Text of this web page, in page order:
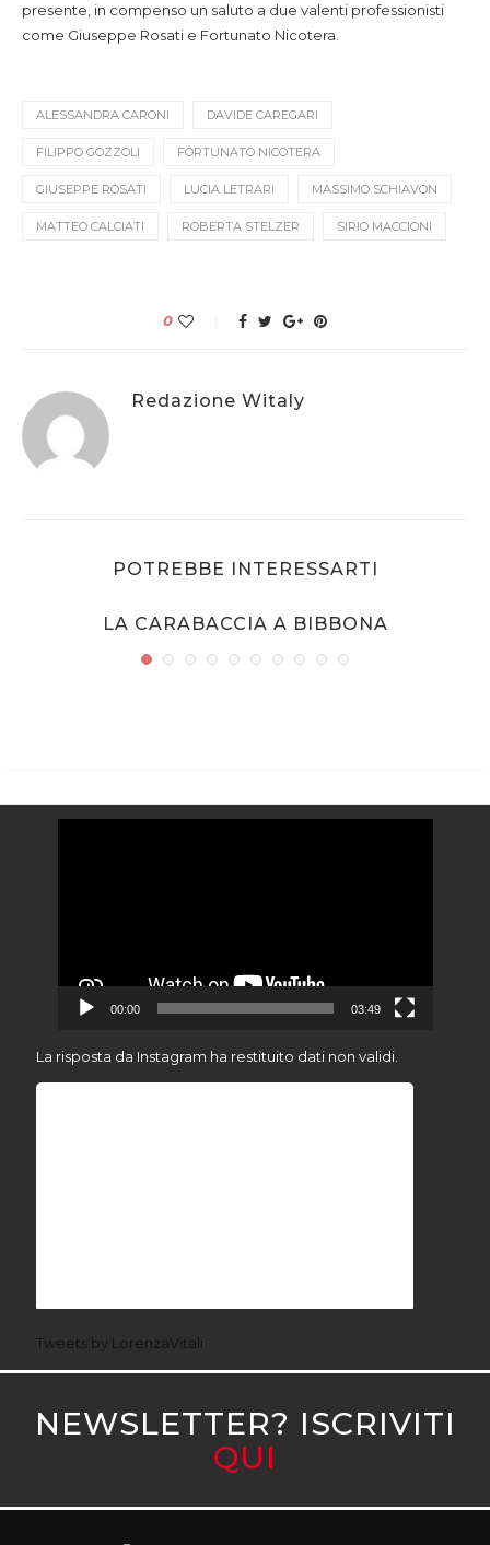
presente, in compenso un saluto a due valenti professionisti
come Giuseppe Rosati e Fortunato Nicotera.
ALESSANDRA CARONI DAVIDE CAREGARI
FILIPPO GOZZOLI FORTUNATO NICOTERA
GIUSEPPE ROSATI LUCIA LETRARI MASSIMO SCHIAVON
MATTEO CALCIATI ROBERTA STELZER SIRIO MACCIONI
0
Redazione Witaly
POTREBBE INTERESSARTI
LA CARABACCIA A BIBBONA
00:00 03:49
La risposta da Instagram ha restituito dati non validi.
Tweets by LorenzaVitali
NEWSLETTER? ISCRIVITI
QUI